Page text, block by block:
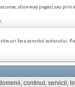
doorway pages) sau prin
uri fara acordul autorului.
continut, servicii,